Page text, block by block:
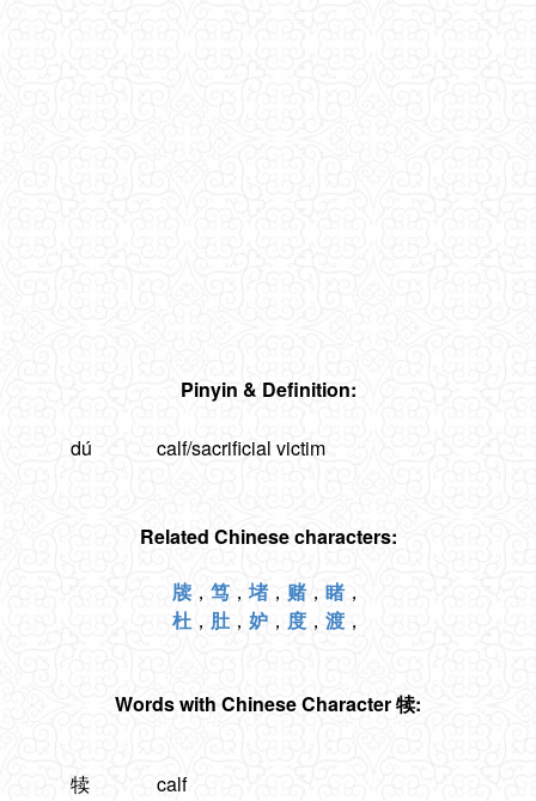
Pinyin & Definition:
dú calf/sacrificial victim
Related Chinese characters:
牍 ， 笃 ， 堵 ， 赌， 睹，
杜 ， 肚 ， 妒 ， 度 ， 渡 ，
Words with Chinese Character 犊:
犊
calf